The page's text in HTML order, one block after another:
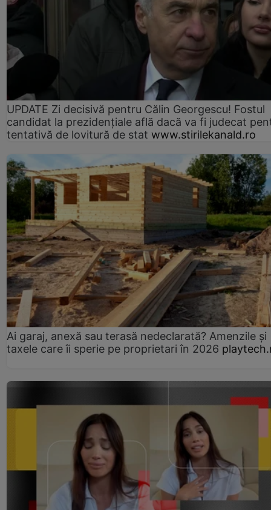
UPDATE Zi decisivă pentru Călin Georgescu! Fostul
candidat la prezidențiale află dacă va fi judecat
tentativă de lovitură de stat www.stirilekanald.ro
Ai garaj, anexă sau terasă nedeclarată? Amenzile și
taxele care îi sperie pe proprietari în 2026